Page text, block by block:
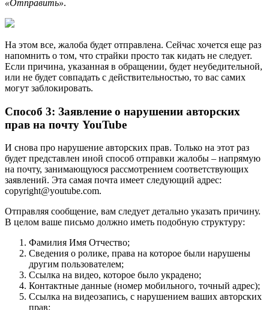
«Отправить».
На этом все, жалоба будет отправлена. Сейчас хочется еще раз
напомнить о том, что страйки просто так кидать не следует.
Если причина, указанная в обращении, будет неубедительной,
или не будет совпадать с действительностью, то вас самих
могут заблокировать.
Способ 3: Заявление о нарушении авторских
прав на почту YouTube
И снова про нарушение авторских прав. Только на этот раз
будет представлен иной способ отправки жалобы – напрямую
на почту, занимающуюся рассмотрением соответствующих
заявлений. Эта самая почта имеет следующий адрес:
copyright@youtube.com.
Отправляя сообщение, вам следует детально указать причину.
В целом ваше письмо должно иметь подобную структуру:
Фамилия Имя Отчество;
Сведения о ролике, права на которое были нарушены
другим пользователем;
Ссылка на видео, которое было украдено;
Контактные данные (номер мобильного, точный адрес);
Ссылка на видеозапись, с нарушением ваших авторских
прав;